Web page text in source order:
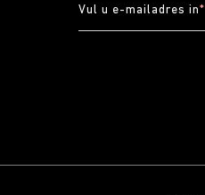
Vul u e-mailadres in*